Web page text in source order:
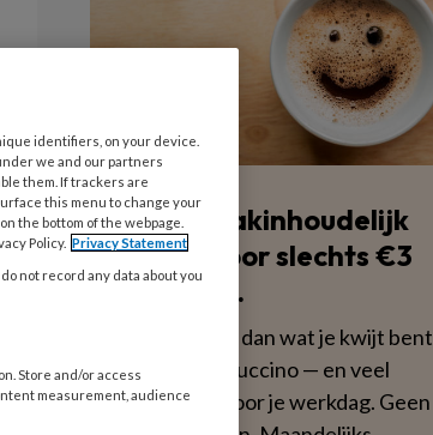
Blijf vakinhoudelijk
scherp voor slechts €3
per week.
Dat is minder dan wat je kwijt bent
aan een cappuccino — en veel
voedzamer voor je werkdag. Geen
identifiers, on your device.
we and our partners
them. If trackers are
this menu to change your
the bottom of the webpage.
Policy. Privacy Statement
not record any data about you
Store and/or access
measurement, audience